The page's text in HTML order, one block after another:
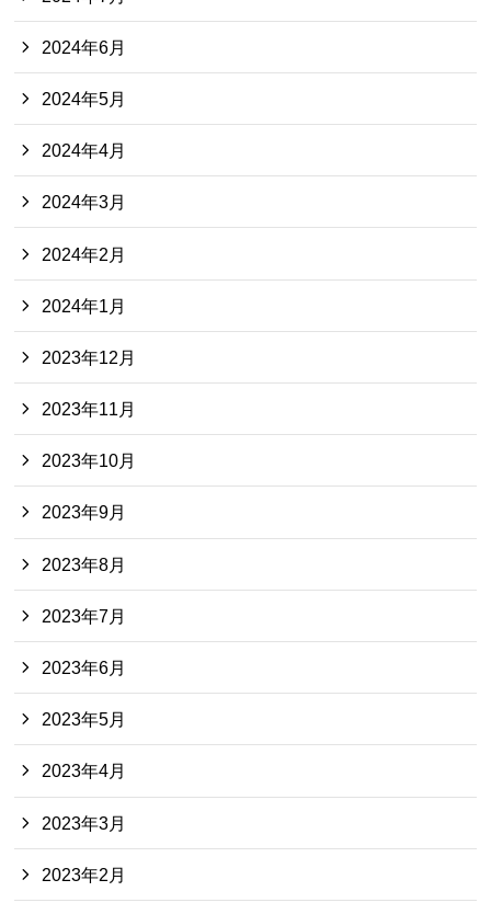
2024年6月
2024年5月
2024年4月
2024年3月
2024年2月
2024年1月
2023年12月
2023年11月
2023年10月
2023年9月
2023年8月
2023年7月
2023年6月
2023年5月
2023年4月
2023年3月
2023年2月